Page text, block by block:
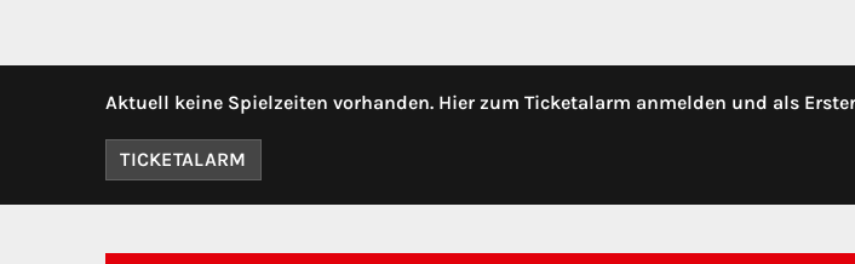
Aktuell keine Spielzeiten vorhanden. Hier zum Ticketalarm anmelden und als
TICKETALARM